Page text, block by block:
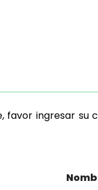
ingresar